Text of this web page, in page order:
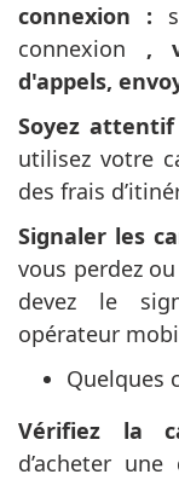
connexion :
connexion ,
d'appels,
Soyez
utilisez votre
des frais
Signaler les
vous perdez
devez le
opérateur
Quelques
Vérifiez la
d’acheter une